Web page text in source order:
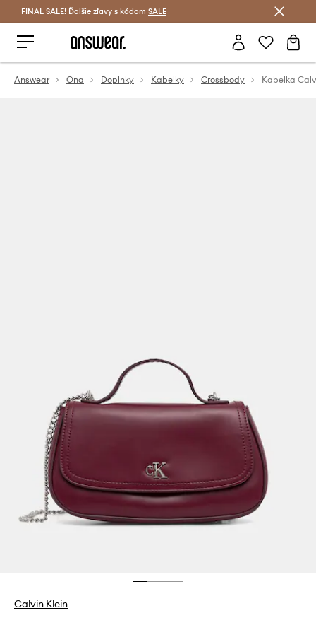
Šetrite s Answear Club >
FINAL SALE! Ďalšie zľavy s kódom SALE
Answear Ona Doplnky Kabelky Crossbody Kabelka
Calvin Klein